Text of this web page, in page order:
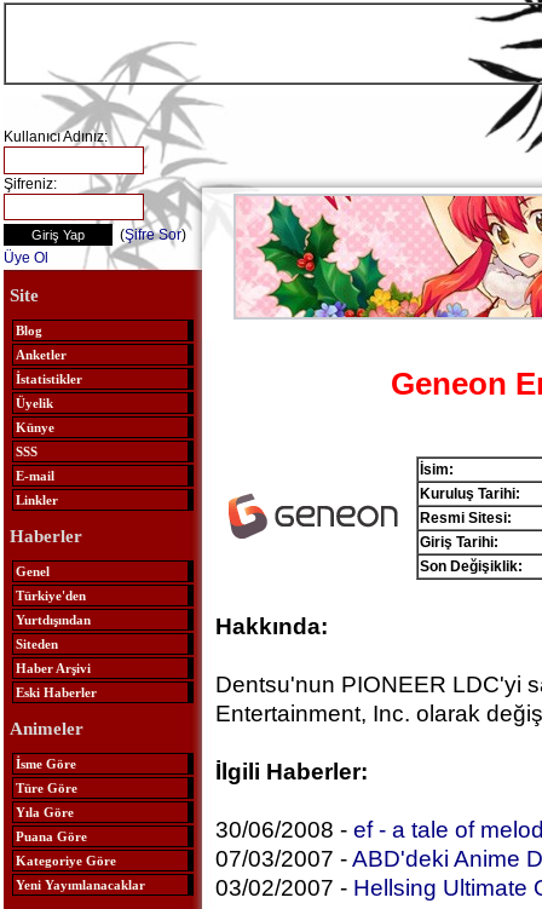
Kullanıcı Adınız:
Şifreniz:
(Şifre Sor)
Üye Ol
Site
Blog
Anketler
İstatistikler
Üyelik
Künye
SSS
E-mail
Linkler
Haberler
Genel
Türkiye'den
Yurtdışından
Siteden
Haber Arşivi
Eski Haberler
Animeler
İsme Göre
Türe Göre
Yıla Göre
Puana Göre
Kategoriye Göre
Yeni Yayımlanacaklar
Geneon
İsim:
Kuruluş Tarihi:
Resmi Sitesi:
Giriş Tarihi:
Son Değişiklik:
Hakkında:
Dentsu'nun PIONEER LDC'yi
Entertainment, Inc. olarak
İlgili Haberler:
30/06/2008 - ef - a tale of
07/03/2007 -ABD'deki Anime
03/02/2007 - Hellsing Ultimate